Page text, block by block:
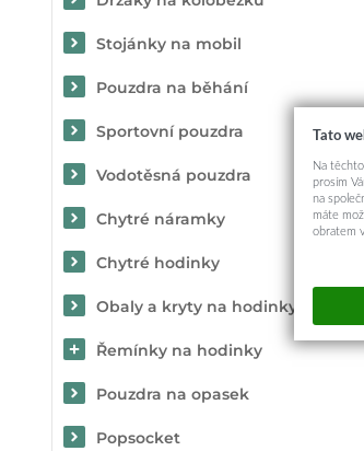
Stojánky na mobil
Pouzdra na běhání
Sportovní pouzdra
Vodotěsná pouzdra
Chytré náramky
Chytré hodinky
Obaly a kryty na hodinky
Řemínky na hodinky
Pouzdra na opasek
Popsocket
Tato
Na
prosím
na
máte
obratem